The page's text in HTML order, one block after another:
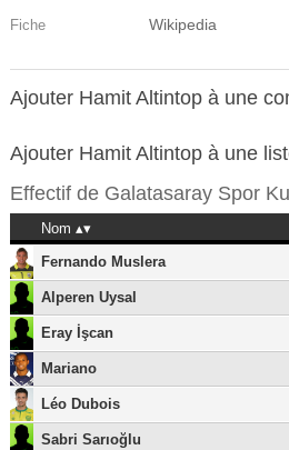
Fiche Wikipedia
Ajouter Hamit Altintop à une
Ajouter Hamit Altintop à une
Effectif de Galatasaray Spor
Nom
Fernando Muslera
Alperen Uysal
Eray İşcan
Mariano
Léo Dubois
Sabri Sarıoğlu